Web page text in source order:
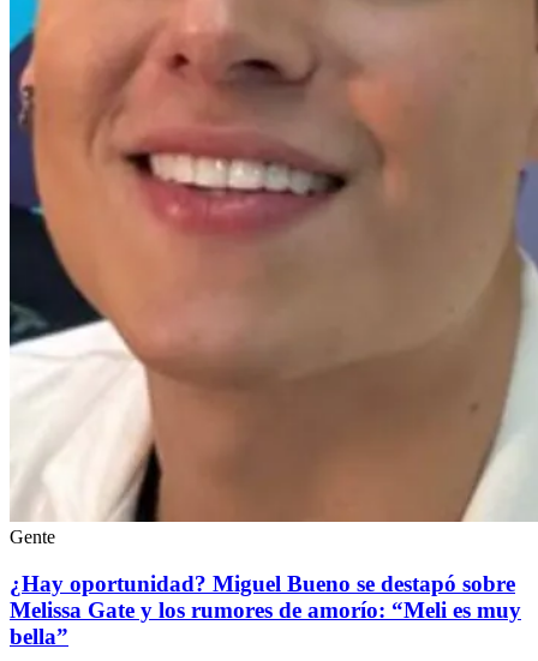
Gente
¿Hay oportunidad? Miguel Bueno se destapó sobre
Melissa Gate y los rumores de amorío: “Meli es muy
bella”